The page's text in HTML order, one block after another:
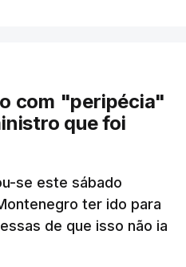
com "peripécia"
que foi
se este sábado
ter ido para
de que isso não ia